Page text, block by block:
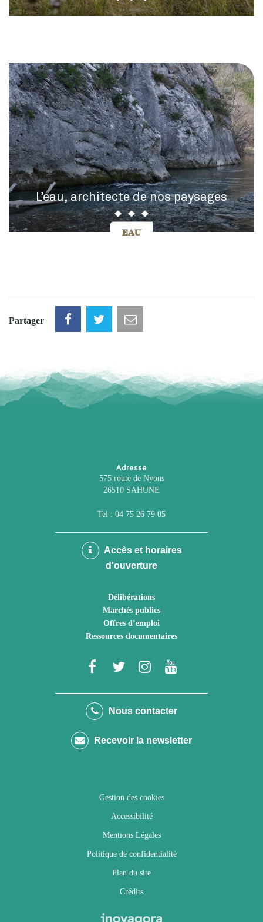
L’eau, architecte de nos paysages
EAU
Partager
Adresse
575 route de Nyons
26510 SAHUNE
Tel : 04 75 26 79 05
Accès et horaires
d'ouverture
Délibérations
Marchés publics
Offres d’emploi
Ressources documentaires
Lien
le
Facebook
Lien
le
Twitter
Lien
le
Instagram
Youtube
Nous contacter
Recevoir la newsletter
Gestion des cookies
Accessibilité
Mentions Légales
Politique de confidentialité
Plan du site
Crédits